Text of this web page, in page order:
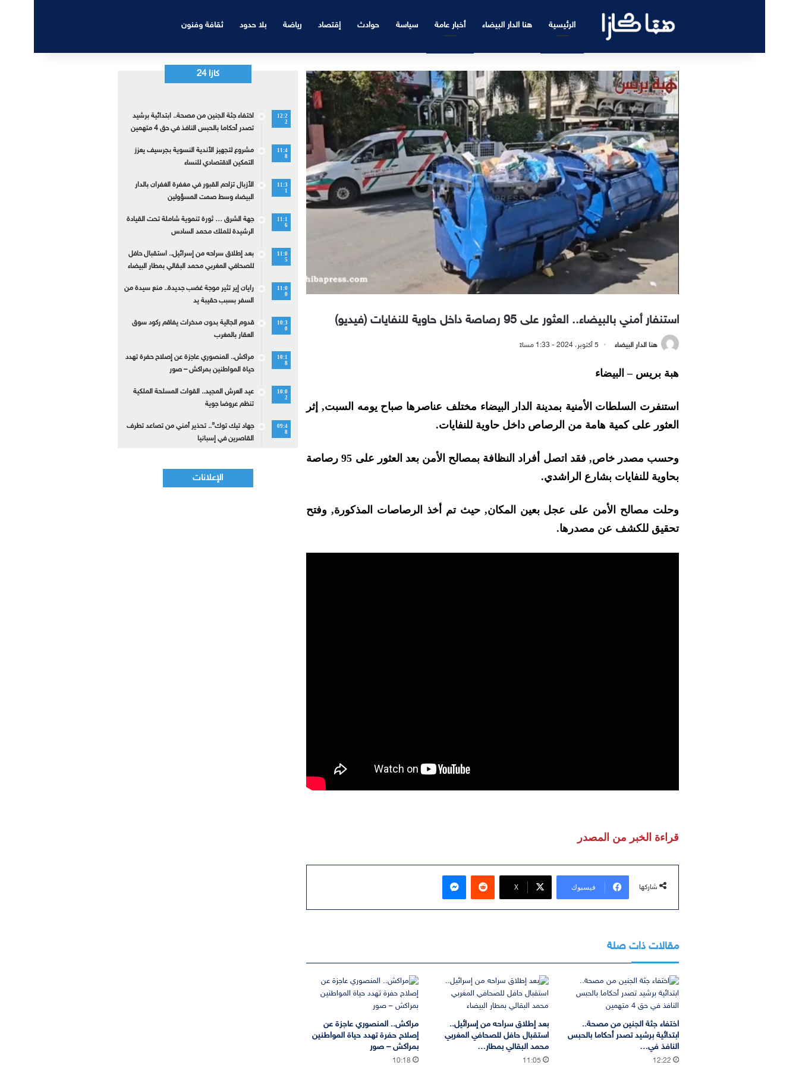
الرئيسية هنا الدار البيضاء أخبار عامة سياسة حوادث إقتصاد رياضة بلا حدود ثقافة وفنون
استنفار أمني بالبيضاء.. العثور على 95 رصاصة داخل حاوية للنفايات (فيديو)
هنا الدار البيضاء 5 أكتوبر، 2024 - 1:33 مساءً
هبة بريس – البيضاء
استنفرت السلطات الأمنية بمدينة الدار البيضاء مختلف عناصرها صباح يومه السبت, إثر
العثور على كمية هامة من الرصاص داخل حاوية للنفايات.
وحسب مصدر خاص, فقد اتصل أفراد النظافة بمصالح الأمن بعد العثور على 95 رصاصة
بحاوية للنفايات بشارع الراشدي.
وحلت مصالح الأمن على عجل بعين المكان, حيث تم أخذ الرصاصات المذكورة, وفتح
تحقيق للكشف عن مصدرها.
قراءة الخبر من المصدر
شاركها فيسبوك ‫X
ماسنجر
مقالات ذات صلة
اختفاء جثة الجنين من مصحة..
ابتدائية برشيد تصدر أحكاما بالحبس
النافذ في…
12:22
بعد إطلاق سراحه من إسرائيل..
استقبال حافل للصحافي المغربي
محمد البقالي بمطار…
11:05
مراكش.. المنصوري عاجزة عن
إصلاح حفرة تهدد حياة المواطنين
بمراكش – صور
10:18
كازا 24
12:2
2
اختفاء جثة الجنين من مصحة.. ابتدائية برشيد
تصدر أحكاما بالحبس النافذ في حق 4 متهمين
11:4
8
مشروع لتجهيز الأندية النسوية بجرسيف يعزز
التمكين الاقتصادي للنساء
11:3
1
الأزبال تزاحم القبور في مغفرة الغفران بالدار
البيضاء وسط صمت المسؤولين
11:1
6
جهة الشرق … ثورة تنموية شاملة تحت القيادة
الرشيدة للملك محمد السادس
11:0
5
بعد إطلاق سراحه من إسرائيل.. استقبال حافل
للصحافي المغربي محمد البقالي بمطار البيضاء
11:0
0
رايان إير تثير موجة غضب جديدة.. منع سيدة من
السفر بسبب حقيبة يد
10:3
0
قدوم الجالية بدون مدخرات يفاقم ركود سوق
العقار بالمغرب
10:1
8
مراكش.. المنصوري عاجزة عن إصلاح حفرة تهدد
حياة المواطنين بمراكش – صور
10:0
2
عيد العرش المجيد.. القوات المسلحة الملكية
تنظم عروضا جوية
09:4
8
جهاد تيك توك”.. تحذير أمني من تصاعد تطرف
القاصرين في إسبانيا
الإعلانات